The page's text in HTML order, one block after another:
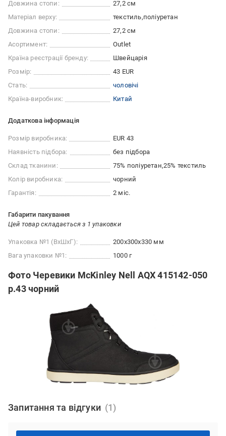
Довжина стопи:
27,2 см
Матеріал верху:
текстиль поліуретан
Довжина стопи:
27,2 см
Асортимент:
Outlet
Країна реєстрації бренду:
Швейцарія
Розмір:
43 EUR
Стать:
чоловічі
Країна-виробник:
Китай
Додаткова інформація
Розмір виробника:
EUR 43
Наявність підбора:
без підбора
Склад тканини:
75% поліуретан 25% текстиль
Колір виробника:
чорний
Гарантія:
2 міс.
Габарити пакування
Цей товар складається з 1 упаковки
Упаковка №1 (ВхШхГ):
200x300x330 мм
Вага упаковки №1:
1000 г
Фото Черевики McKinley Nell AQX 415142-050
р.43 чорний
Запитання та відгуки